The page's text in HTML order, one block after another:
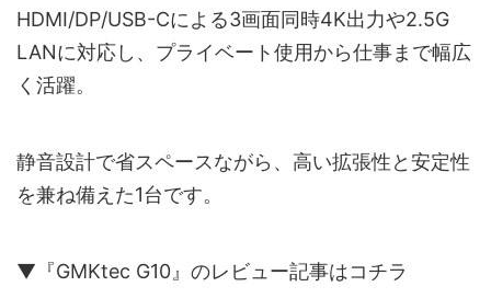
HDMI/DP/USB-Cによる3画面同時4K出力や2.5G
LANに対応し、プライベート使用から仕事まで幅広
く活躍。
静音設計で省スペースながら、高い拡張性と安定性
を兼ね備えた1台です。
▼『GMKtec G10』のレビュー記事はコチラ